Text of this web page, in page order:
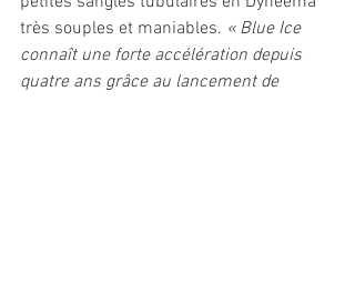
très souples et maniables. « Blue Ice
connaît une forte accélération depuis
quatre ans grâce au lancement de